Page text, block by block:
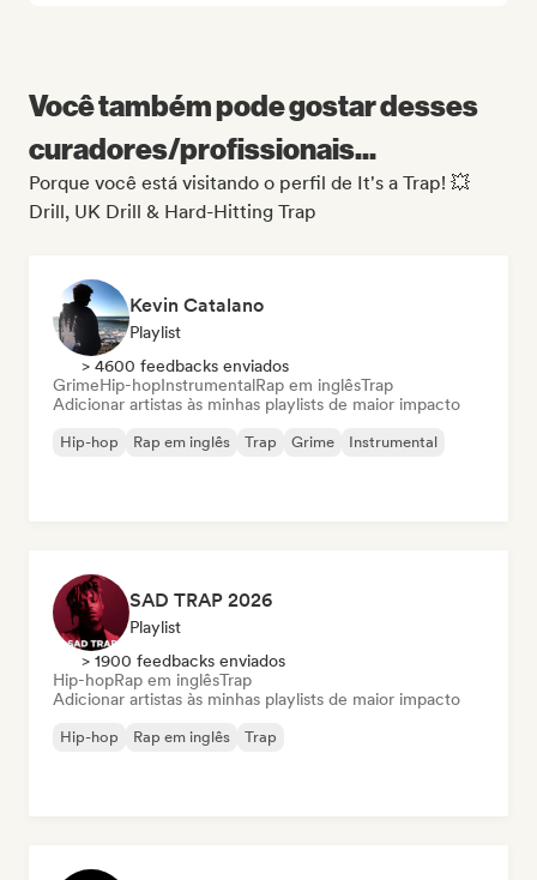
Você também pode gostar desses
curadores/profissionais...
Porque você está visitando o perfil de It's a Trap! 💥
Drill, UK Drill & Hard-Hitting Trap
Kevin Catalano
Playlist
> 4600 feedbacks enviados
GrimeHip-hopInstrumentalRap em inglêsTrap
Adicionar artistas às minhas playlists de maior impacto
Hip-hop Rap em inglês Trap Grime Instrumental
SAD TRAP 2026
Playlist
> 1900 feedbacks enviados
Hip-hopRap em inglêsTrap
Adicionar artistas às minhas playlists de maior impacto
Hip-hop Rap em inglês Trap